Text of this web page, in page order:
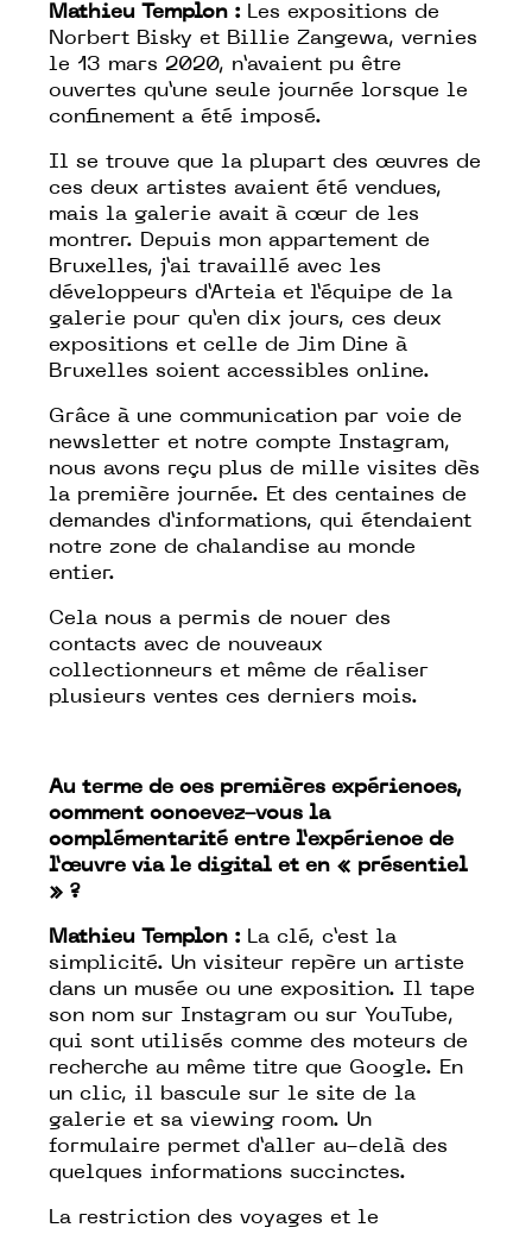
Mathieu Templon : Les expositions de
Norbert Bisky et Billie Zangewa, vernies
le 13 mars 2020, n’avaient pu être
ouvertes qu’une seule journée lorsque le
confinement a été imposé.
Il se trouve que la plupart des œuvres de
ces deux artistes avaient été vendues,
mais la galerie avait à cœur de les
montrer. Depuis mon appartement de
Bruxelles, j’ai travaillé avec les
développeurs d’Arteia et l’équipe de la
galerie pour qu’en dix jours, ces deux
expositions et celle de Jim Dine à
Bruxelles soient accessibles online.
Grâce à une communication par voie de
newsletter et notre compte Instagram,
nous avons reçu plus de mille visites dès
la première journée. Et des centaines de
demandes d’informations, qui étendaient
notre zone de chalandise au monde
entier.
Cela nous a permis de nouer des
contacts avec de nouveaux
collectionneurs et même de réaliser
plusieurs ventes ces derniers mois.
Au terme de ces premières expériences,
comment concevez-vous la
complémentarité entre l’expérience de
l’œuvre via le digital et en « présentiel
» ?
Mathieu Templon : La clé, c’est la
simplicité. Un visiteur repère un artiste
dans un musée ou une exposition. Il tape
son nom sur Instagram ou sur YouTube,
qui sont utilisés comme des moteurs de
recherche au même titre que Google. En
un clic, il bascule sur le site de la
galerie et sa viewing room. Un
formulaire permet d’aller au-delà des
quelques informations succinctes.
La restriction des voyages et le